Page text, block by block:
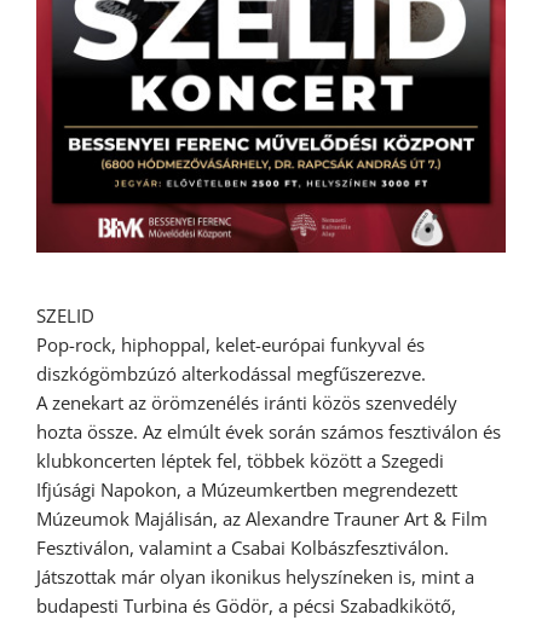
SZELID
Pop-rock, hiphoppal, kelet-európai funkyval és
diszkógömbzúzó alterkodással megfűszerezve.
A zenekart az örömzenélés iránti közös szenvedély
hozta össze. Az elmúlt évek során számos fesztiválon és
klubkoncerten léptek fel, többek között a Szegedi
Ifjúsági Napokon, a Múzeumkertben megrendezett
Múzeumok Majálisán, az Alexandre Trauner Art & Film
Fesztiválon, valamint a Csabai Kolbászfesztiválon.
Játszottak már olyan ikonikus helyszíneken is, mint a
budapesti Turbina és Gödör, a pécsi Szabadkikötő,